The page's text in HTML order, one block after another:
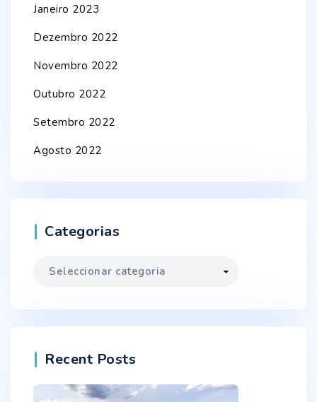
Janeiro 2023
Dezembro 2022
Novembro 2022
Outubro 2022
Setembro 2022
Agosto 2022
Categorias
Categorias
Recent Posts